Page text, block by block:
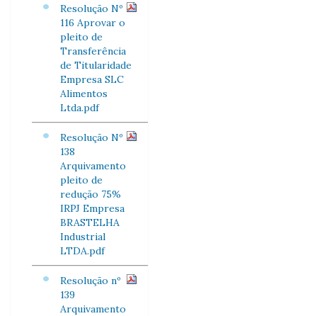
Resolução Nº
116 Aprovar o
pleito de
Transferência
de Titularidade
Empresa SLC
Alimentos
Ltda.pdf
Resolução Nº
138
Arquivamento
pleito de
redução 75%
IRPJ Empresa
BRASTELHA
Industrial
LTDA.pdf
Resolução nº
139
Arquivamento